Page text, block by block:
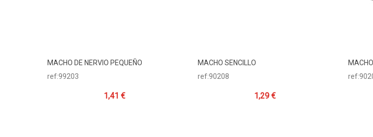
Añadir Al Carrito
MACHO DE NERVIO PEQUEÑO
ref:99203
1,41 €
Añadir Al Carrito
MACHO SENCILLO
ref:90208
1,29 €